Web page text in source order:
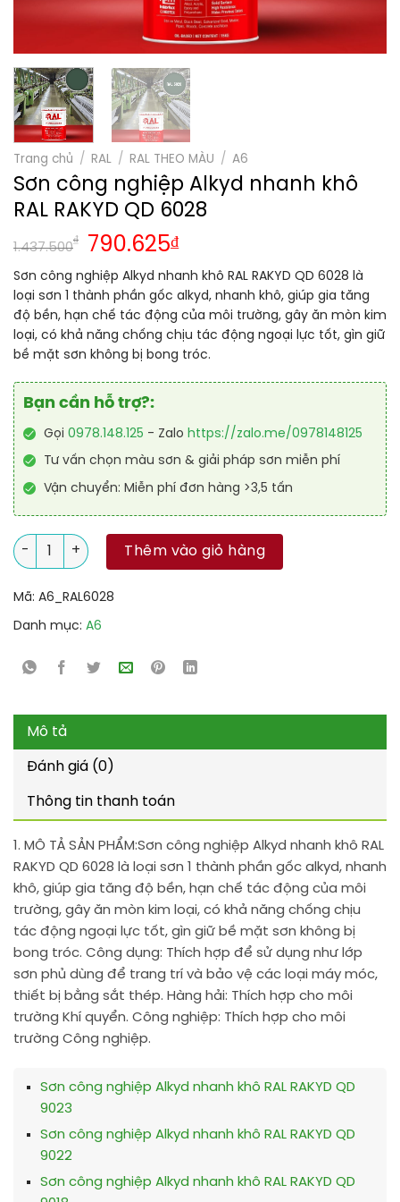
Trang chủ / RAL / RAL THEO MÀU / A6
Sơn công nghiệp Alkyd nhanh khô
RAL RAKYD QD 6028
1.437.500
₫ 790.625₫
Sơn công nghiệp Alkyd nhanh khô RAL RAKYD QD 6028 là
loại sơn 1 thành phần gốc alkyd, nhanh khô, giúp gia tăng
độ bền, hạn chế tác động của môi trường, gây ăn mòn kim
loại, có khả năng chống chịu tác động ngoại lực tốt, gìn giữ
bề mặt sơn không bị bong tróc.
Bạn cần hỗ trợ?:
Gọi 0978.148.125 - Zalo https://zalo.me/0978148125
Tư vấn chọn màu sơn & giải pháp sơn miễn phí
Vận chuyển: Miễn phí đơn hàng >3,5 tấn
Sơn công nghiệp Alkyd nhanh khô RAL RAKYD QD 6028 số
Thêm vào giỏ hàng
Mã: A6_RAL6028
Danh mục: A6
Mô tả
Đánh giá (0)
Thông tin thanh toán
1. MÔ TẢ SẢN PHẨM:Sơn công nghiệp Alkyd nhanh khô RAL
RAKYD QD 6028 là loại sơn 1 thành phần gốc alkyd, nhanh
khô, giúp gia tăng độ bền, hạn chế tác động của môi
trường, gây ăn mòn kim loại, có khả năng chống chịu
tác động ngoại lực tốt, gìn giữ bề mặt sơn không bị
bong tróc. Công dụng: Thích hợp để sử dụng như lớp
sơn phủ dùng để trang trí và bảo vệ các loại máy móc,
thiết bị bằng sắt thép. Hàng hải: Thích hợp cho môi
trường Khí quyển. Công nghiệp: Thích hợp cho môi
trường Công nghiệp.
Sơn công nghiệp Alkyd nhanh khô RAL RAKYD QD
9023
Sơn công nghiệp Alkyd nhanh khô RAL RAKYD QD
9022
Sơn công nghiệp Alkyd nhanh khô RAL RAKYD QD